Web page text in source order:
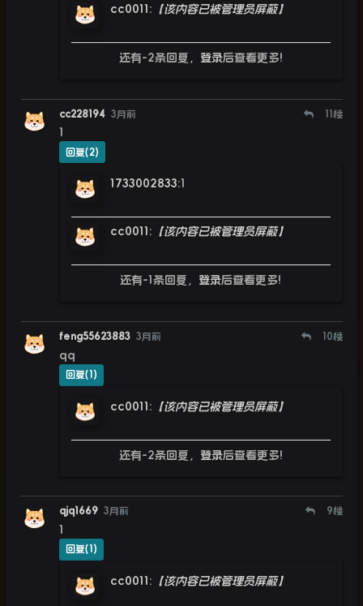
cc0011 : 【该内容已被管理员屏蔽】
还有-2条回复， 登录后查看更多!
cc228194 3月前 11 楼
1
回复(2)
1733002833:1
cc0011 : 【该内容已被管理员屏蔽】
还有-1条回复， 登录后查看更多!
feng55623883 3月前 10楼
qq
回复(1)
cc0011 : 【该内容已被管理员屏蔽】
还有-2条回复， 登录后查看更多!
qjq1669 3月前 9楼
1
回复(1)
cc0011 : 【该内容已被管理员屏蔽】